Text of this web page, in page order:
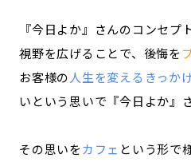
『今日よか』さんのコンセプ
視野を広げることで、後悔を
お客様の人生を変えるきっか
いという思いで『今日よか』
その思いをカフェ という形で